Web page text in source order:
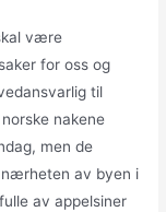
være
for oss og
til
nakene
men de
av byen i
av appelsiner